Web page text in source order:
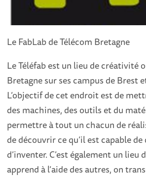
Le FabLab de Télécom Bretagne
Le Téléfab est un lieu de créativité
Bretagne sur ses campus de Brest
L’objectif de cet endroit est de
des machines, des outils et du
permettre à tout un chacun de
de découvrir ce qu’il est capable
d’inventer. C’est également un lieu
apprend à l’aide des autres, on